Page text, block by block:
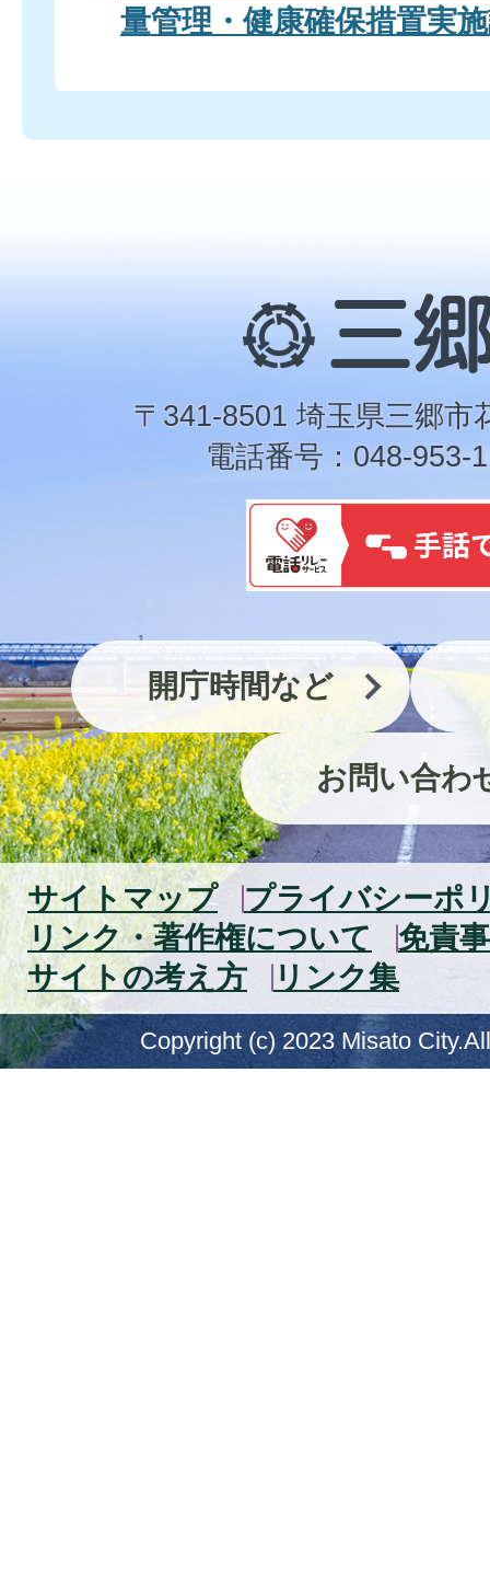
量管理・健康確保措置実
三
郷
市
〒341-8501 埼玉県三郷市
電話番号：048-953-
開庁時間など
お問い合わ
サイトマップ
プライバシーポ
リンク・著作権について
免責
サイトの考え方
リンク集
Copyright (c) 2023 Misato